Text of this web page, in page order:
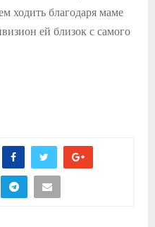
ходить благодаря маме
ей близок с самого